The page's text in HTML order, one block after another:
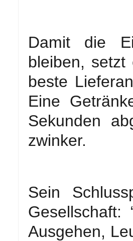
Damit die
bleiben, setzt
beste
Eine
Sekunden
zwinker.
Sein
Gesellschaft:
Ausgehen,